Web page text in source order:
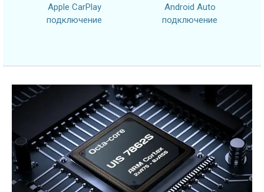
Apple CarPlay
подключение
Android Auto
подключение